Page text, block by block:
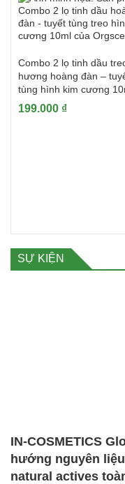
Combo 2 lọ tinh dầu
hương hoàng đàn –
tùng hình kim cương
199.000 ₫
SỰ KIỆN
IN-COSMETICS
hướng nguyên
natural actives